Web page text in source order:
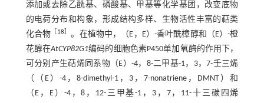
添加或去除乙酰基、磷酸基、甲基等化学基团，改变底物
的电荷分布和构象，形成结构多样、生物活性丰富的萜类
化合物
18
。在植物中，（E，E）-香叶酰樟醇和（E）-橙
花醇在AtCYP82G1编码的细胞色素P450单加氧酶的作用下，
可分别产生萜烯同系物（E）-4，8-二甲基-1，3，7-壬三烯
（（E）-4，8-dimethyl-1，3，7-nonatriene，DMNT）和
（E，E）-4，8，12-三甲基-1，3，7，11-十三碳四烯